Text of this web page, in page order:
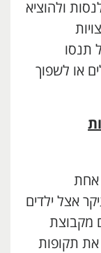
ולהוציא
תנסו
או לשפוך
אחת
אצל ילדים
מקבוצת
את תקופות